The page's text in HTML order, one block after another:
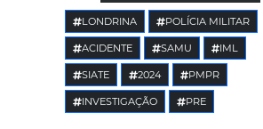
LONDRINA POLÍCIA MILITAR
ACIDENTE SAMU IML
SIATE 2024 PMPR
INVESTIGAÇÃO PRE